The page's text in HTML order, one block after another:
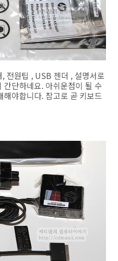
전원팁 , USB 젠더 , 설명서로
단하네요. 아쉬운점이 될 수
야합니다. 참고로 곧 키보드